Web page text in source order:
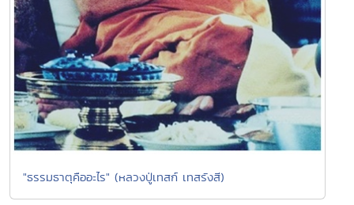
"ธรรมธาตุคืออะไร" (หลวงปู่เทสก์ เทสรังสี)